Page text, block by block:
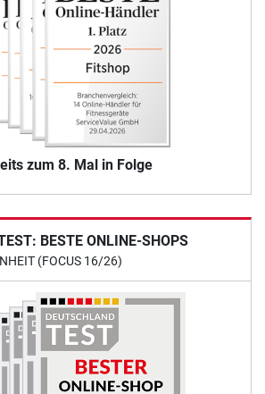
zum 8. Mal in Folge
BESTE ONLINE-SHOPS
(FOCUS 16/26)